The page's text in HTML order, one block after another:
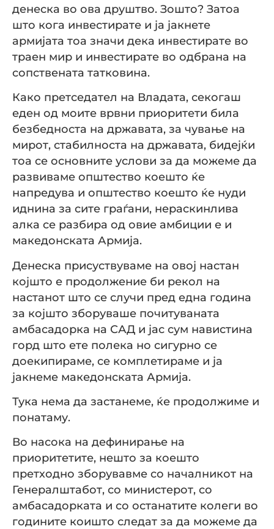
денеска во ова друштво. Зошто? Затоа
што кога инвестирате и ја јакнете
армијата тоа значи дека инвестирате во
траен мир и инвестирате во одбрана на
сопствената татковина.
Како претседател на Владата, секогаш
еден од моите врвни приоритети била
безбедноста на државата, за чување на
мирот, стабилноста на државата, бидејќи
тоа се основните услови за да можеме да
развиваме општество коешто ќе
напредува и општество коешто ќе нуди
иднина за сите граѓани, нераскинлива
алка се разбира од овие амбиции е и
македонската Армија.
Денеска присуствуваме на овој настан
којшто е продолжение би рекол на
настанот што се случи пред една година
за којшто зборуваше почитуваната
амбасадорка на САД и јас сум навистина
горд што ете полека но сигурно се
доекипираме, се комплетираме и ја
јакнеме македонската Армија.
Тука нема да застанеме, ќе продолжиме и
понатаму.
Во насока на дефинирање на
приоритетите, нешто за коешто
претходно зборувавме со началникот на
Генералштабот, со министерот, со
амбасадорката и со останатите колеги во
годините коишто следат за да можеме да